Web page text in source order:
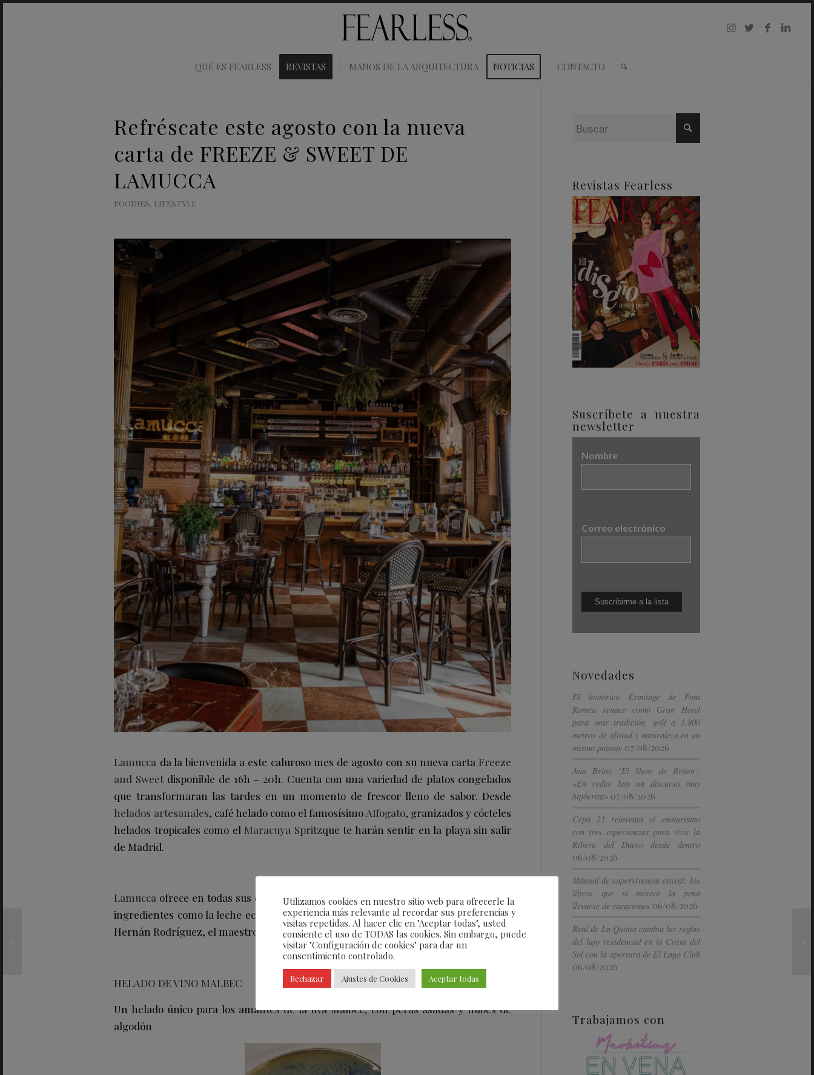
QUÉ ES FEARLESS REVISTAS MANOS DE LA ARQUITECTURA NOTICIAS CONTACTO
Refréscate este agosto con la nueva
carta de FREEZE & SWEET DE
LAMUCCA
FOODIES, LIFESTYLE
Lamucca da la bienvenida a este caluroso mes de agosto con su nueva carta Freeze
and Sweetdisponible de 16h – 20h. Cuenta con una variedad de platos congelados
que transformaran las tardes en un momento de frescor lleno de sabor. Desde
helados artesanales, café helado como el famosísimo Affogato, granizados y cócteles
helados tropicales como el Maracuya Spritzque te harán sentir en la playa sin salir
de Madrid.
Lamucca ofrece en todas sus cartas helados 100% naturales, hechos enMadridcon
ingredientes como la leche ecológica, frutas de temporada y la paciencia y amor de
Hernán Rodríguez, el maestro heladero fundador deTöto Icream.
HELADO DE VINO MALBEC
Un helado único para los amantes de la uva Malbec, con peras asadas y nubes de
algodón
Revistas Fearless
Suscríbete a nuestra
newsletter
Nombre
Correo electrónico
Novedades
El histórico Ermitage de Font
Romeu renace como Gran Hotel
para unir tradición, golf a 1.800
metros de altitud y naturaleza en un
mismo paisaje 07/08/2026
Ana Brito, ‘El Show de Briten’:
«En redes hay un discurso muy
hipócrita» 07/08/2026
Cepa 21 reinventa el enoturismo
con tres experiencias para vivir la
Ribera del Duero desde dentro
06/08/2026
Manual de supervivencia estival: los
libros que sí merece la pena
llevarse de vacaciones 06/08/2026
Real de La Quinta cambia las reglas
del lujo residencial en la Costa del
Sol con la apertura de El Lago Club
06/08/2026
Trabajamos con
Utilizamos cookies en nuestro sitio web para ofrecerle la
experiencia más relevante al recordar sus preferencias y
visitas repetidas. Al hacer clic en "Aceptar todas", usted
consiente el uso de TODAS las cookies. Sin embargo, puede
visitar "Configuración de cookies" para dar un
consentimiento controlado.
Rechazar Ajustes de Cookies Aceptar todas